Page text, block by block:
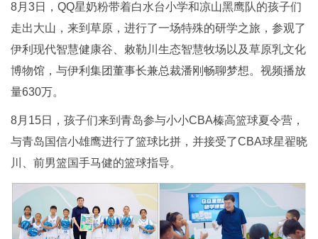
8月3日，QQ星奶粉带着白水台小学和凉山黑鹰队的孩子们
走出大山，来到草原，进行了一场特殊的研学之旅，参观了
伊利现代智慧健康谷、敕勒川生态智慧牧场以及草原乳文化
博物馆，与伊利集团董事长兼总裁潘刚畅聊梦想。视频播放
量630万。
8月15日，孩子们来到青岛参与小小CBA榛高篮球夏令营，
与青岛国信小雄鹰进行了篮球比拼，并接受了CBA球星翟晓
川、前男篮国手马健的篮球指导。